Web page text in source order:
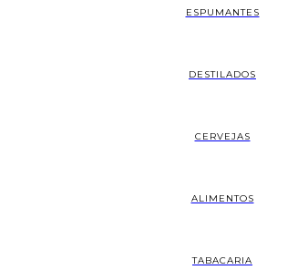
ESPUMANTES
DESTILADOS
CERVEJAS
ALIMENTOS
TABACARIA